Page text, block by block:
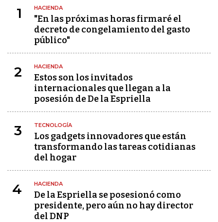
1 HACIENDA
"En las próximas horas firmaré el
decreto de congelamiento del gasto
público"
2 HACIENDA
Estos son los invitados
internacionales que llegan a la
posesión de De la Espriella
3 TECNOLOGÍA
Los gadgets innovadores que están
transformando las tareas cotidianas
del hogar
4 HACIENDA
De la Espriella se posesionó como
presidente, pero aún no hay director
del DNP